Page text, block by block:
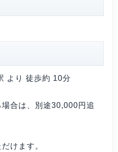
より 徒歩約 10分
合は、別途30,000円追
けます。